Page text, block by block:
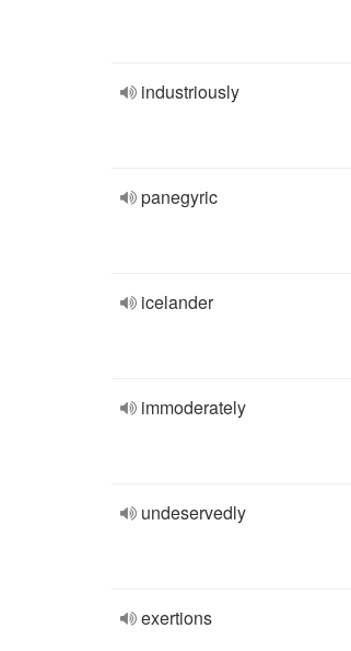
industriously
panegyric
icelander
immoderately
undeservedly
exertions